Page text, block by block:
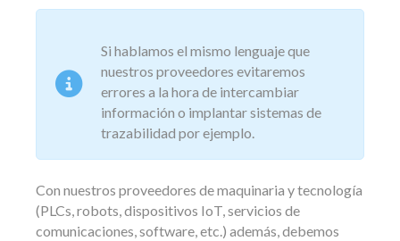
Si hablamos el mismo lenguaje que
nuestros proveedores evitaremos
errores a la hora de intercambiar
información o implantar sistemas de
trazabilidad por ejemplo.
Con nuestros proveedores de maquinaria y tecnología
(PLCs, robots, dispositivos IoT, servicios de
comunicaciones, software, etc.) además, debemos